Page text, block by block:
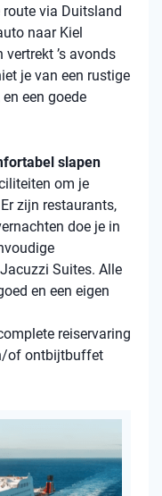
route via Duitsland
naar Kiel
’s avonds
je van een rustige
een goede
slapen
om je
zijn restaurants,
doe je in
Suites. Alle
en een eigen
reiservaring
of ontbijtbuffet